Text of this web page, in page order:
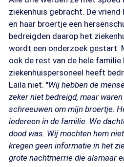
ziekenhuis gebracht. De
en haar broertje een
bedreigden daarop het
wordt een onderzoek gestart.
ook de rest van de hele familie
ziekenhuispersoneel heeft
Laila niet. "Wij hebben de
zeker niet bedreigd, maar
schreeuwen om mijn broertje.
iedereen in de familie. We
dood was. Wij mochten hem
kregen geen informatie in het
grote nachtmerrie die alsmaar